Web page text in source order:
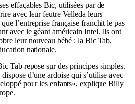
effaçables Bic, utilisées par de
avec leur feutre Velleda leurs
l’entreprise française franchit le pas
avec le géant américain Intel. Ils ont
leur nouveau bébé : la Bic Tab,
nationale.
Tab repose sur des principes simples.
d’une ardoise qui s’utilise avec
pour les enfants», explique Billy